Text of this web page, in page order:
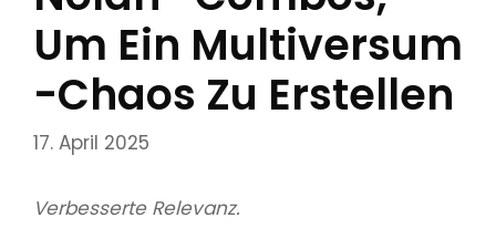
Um Ein Multiversum
-Chaos Zu Erstellen
17. April 2025
Verbesserte Relevanz.